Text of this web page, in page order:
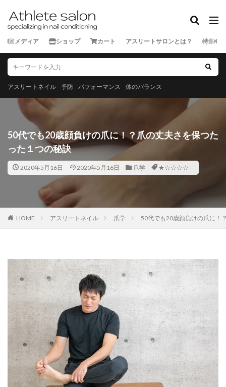
メディア ショップ カート アスリートサロンとは？ 特集
アスリートネイル 予防 パフォーマンス 体のバランス
50代でも20歳顔負けの爪に！？爪の丈夫さを保つた
った１つの秘訣
2020年5月16日 2020年5月16日 爪学 ★☆☆☆☆
HOME アスリートネイル 爪学 50代でも20歳顔負けの爪に！
タグ
★★★★★
ランナー
三重県 京都府 佐賀県
兵庫県
北海道
大分県
大阪府
山口県
山形県 山梨県 岐阜県
岡山県
広島県
愛知県
東京都 栃木県
沖縄県
滋賀県
熊本県
福岡県
福島県
茨城県
長崎県
長野県 青森県 静岡県
香川県
検索